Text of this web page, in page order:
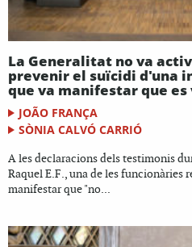
La Generalitat no va
prevenir el suïcidi d'una
que va manifestar que
JOÃO FRANÇA
SÒNIA CALVÓ CARRIÓ
A les declaracions dels testimonis
Raquel E.F., una de les funcionàries
manifestar que "no...